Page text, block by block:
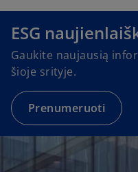
ESG
Gaukite naujausią
šioje srityje.
Prenumeruoti
p
n
s
i
n
a
n
e